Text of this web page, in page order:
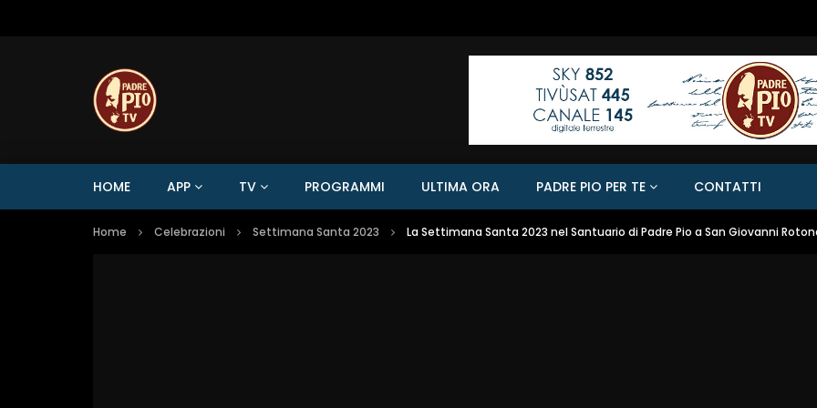
HOME APP TV PROGRAMMI ULTIMA ORA PADRE PIO PER TE CONTATTI
Home Celebrazioni Settimana Santa 2023 La Settimana Santa 2023 nel Santuario di Padre Pio a San Giovanni